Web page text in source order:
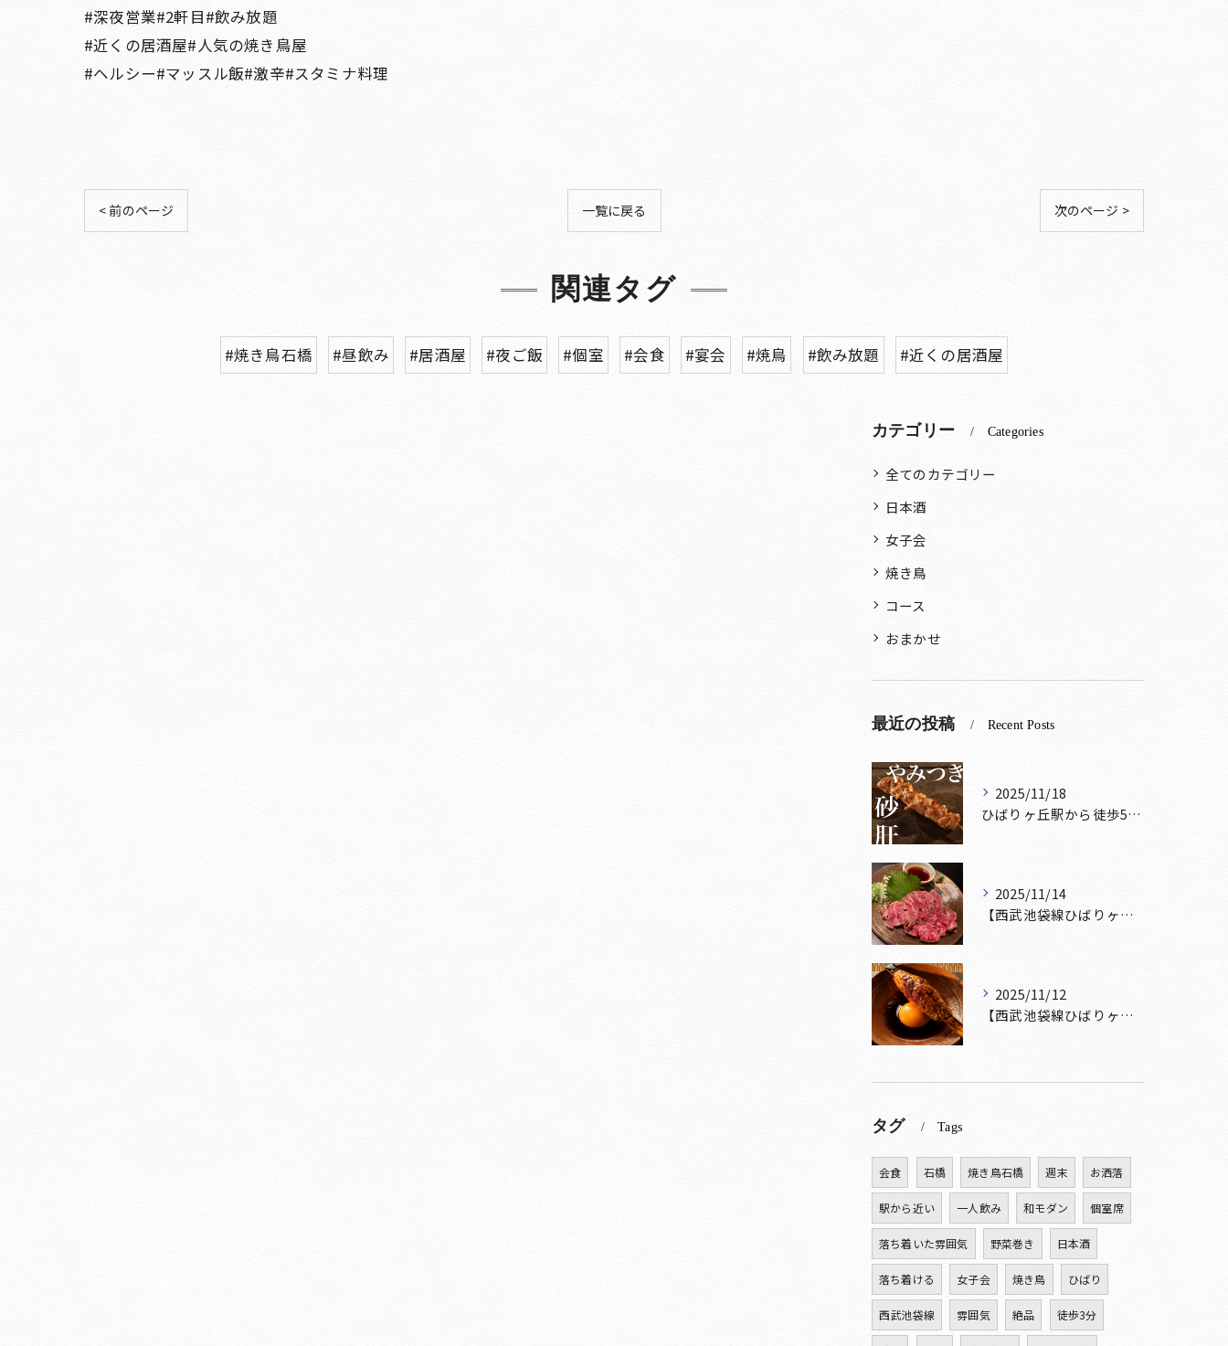
#深夜営業#2軒目#飲み放題
#近くの居酒屋#人気の焼き鳥屋
#ヘルシー#マッスル飯#激辛#スタミナ料理
< 前のページ 一覧に戻る 次のページ >
関連タグ
#焼き鳥石橋 #昼飲み #居酒屋 #夜ご飯 #個室 #会食 #宴会 #焼鳥 #飲み放題 #近くの居酒屋
カテゴリー Categories
全てのカテゴリー
日本酒
女子会
焼き鳥
コース
おまかせ
最近の投稿 Recent Posts
2025/11/18
ひばりヶ丘駅から徒歩5分🚶‍♀️雰囲気の良い居酒屋をお探しな...
2025/11/14
【西武池袋線ひばりヶ丘駅】から徒歩5分🚶
2025/11/12
【西武池袋線ひばりヶ丘駅】から徒歩5分圏内🚶‍♀️！
タグ Tags
会食 石橋 焼き鳥石橋 週末 お洒落
駅から近い 一人飲み 和モダン 個室席
落ち着いた雰囲気 野菜巻き 日本酒
落ち着ける 女子会 焼き鳥 ひばり
西武池袋線 雰囲気 絶品 徒歩3分